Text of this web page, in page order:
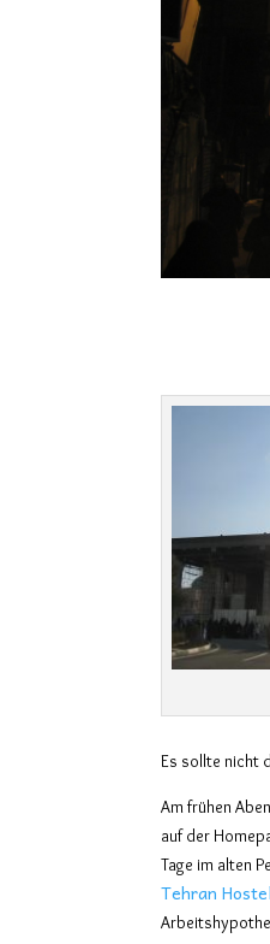
Es sollte nicht
Am frühen
auf der
Tage im alten
Tehran